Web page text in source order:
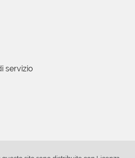
servizio